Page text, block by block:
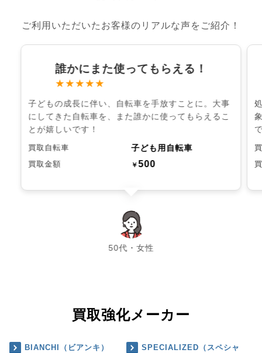
ご利用いただいたお客様のリアルな声をご紹介！
誰かにまた使ってもらえる！
★★★★★
子どもの成長に伴い、自転車を手放すことに。大事
にしてきた自転車を、また誰かに使ってもらえるこ
とが嬉しいです！
買取自転車 子ども用自転車
買取金額 ￥500
50代・女性
chevron_left chevron_right
買取強化メーカー
BIANCHI（ビアンキ）
SPECIALIZED（スペシャ